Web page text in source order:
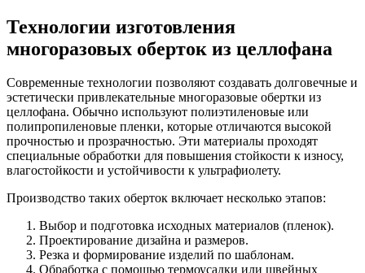
Технологии изготовления
многоразовых оберток из целлофана
Современные технологии позволяют создавать долговечные и
эстетически привлекательные многоразовые обертки из
целлофана. Обычно используют полиэтиленовые или
полипропиленовые пленки, которые отличаются высокой
прочностью и прозрачностью. Эти материалы проходят
специальные обработки для повышения стойкости к износу,
влагостойкости и устойчивости к ультрафиолету.
Производство таких оберток включает несколько этапов:
Выбор и подготовка исходных материалов (пленок).
Проектирование дизайна и размеров.
Резка и формирование изделий по шаблонам.
Обработка с помощью термоусадки или швейных